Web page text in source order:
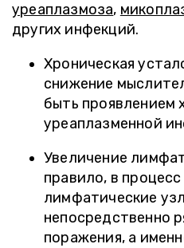
уреаплазмоза,
других инфекций.
Хроническая
снижение
быть проявлением
уреаплазменной
Увеличение
правило, в
лимфатические
непосредственно
поражения, а